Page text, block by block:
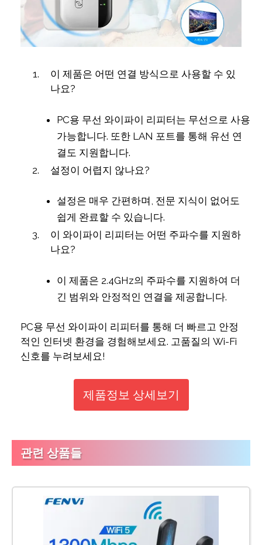
이 제품은 어떤 연결 방식으로 사용할 수 있
나요?
PC용 무선 와이파이 리피터는 무선으로 사용
가능합니다. 또한 LAN 포트를 통해 유선 연
결도 지원합니다.
설정이 어렵지 않나요?
설정은 매우 간편하며, 전문 지식이 없어도
쉽게 완료할 수 있습니다.
이 와이파이 리피터는 어떤 주파수를 지원하
나요?
이 제품은 2.4GHz의 주파수를 지원하여 더
긴 범위와 안정적인 연결을 제공합니다.
PC용 무선 와이파이 리피터를 통해 더 빠르고 안정
적인 인터넷 환경을 경험해보세요. 고품질의 Wi-Fi
신호를 누려보세요!
제품정보 상세보기
관련 상품들